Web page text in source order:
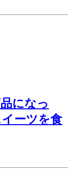
になっ
ーツを食